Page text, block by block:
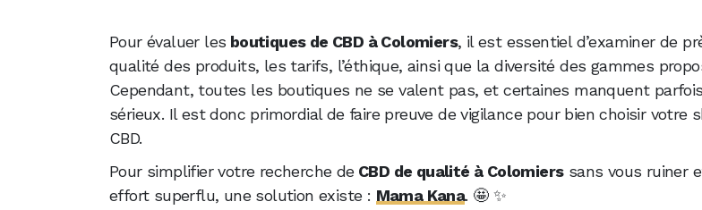
Pour évaluer les boutiques de CBD à Colomiers, il est essentiel d’examiner de
qualité des produits, les tarifs, l’éthique, ainsi que la diversité des gammes
Cependant, toutes les boutiques ne se valent pas, et certaines manquent
sérieux. Il est donc primordial de faire preuve de vigilance pour bien choisir votre
CBD.
Pour simplifier votre recherche de CBD de qualité à Colomierssans vous ruiner
effort superflu, une solution existe : Mama Kana. 🤩 ✨